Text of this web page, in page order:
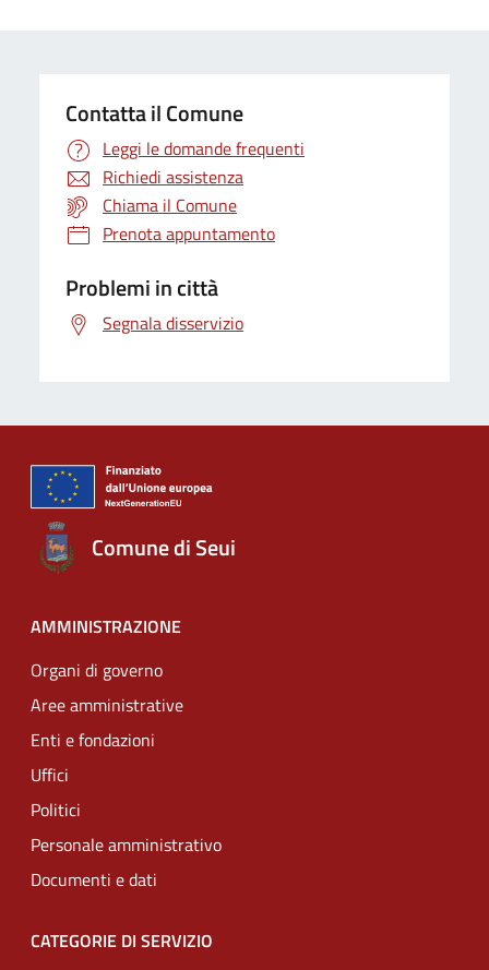
Contatta il Comune
Leggi le domande frequenti
Richiedi assistenza
Chiama il Comune
Prenota appuntamento
Problemi in città
Segnala disservizio
Comune di Seui
AMMINISTRAZIONE
Organi di governo
Aree amministrative
Enti e fondazioni
Uffici
Politici
Personale amministrativo
Documenti e dati
CATEGORIE DI SERVIZIO